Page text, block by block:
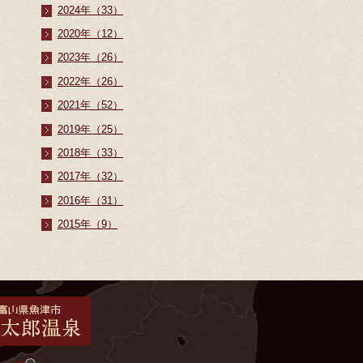
2024年（33）
2020年（12）
2023年（26）
2022年（26）
2021年（52）
2019年（25）
2018年（33）
2017年（32）
2016年（31）
2015年（9）